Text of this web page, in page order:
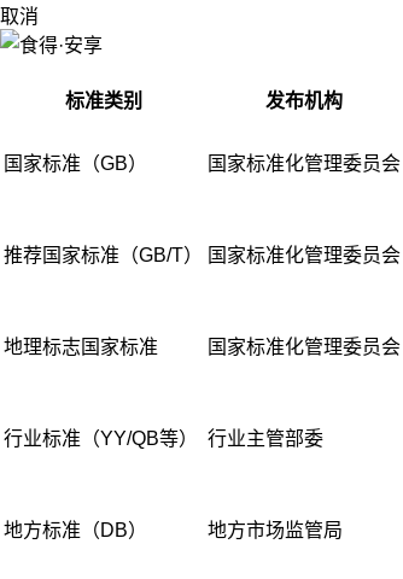
取消
标准类别 发布机构
国家标准（GB） 国家标准化管理委员会
推荐国家标准（GB/T） 国家标准化管理委员会
地理标志国家标准 国家标准化管理委员会
行业标准（YY/QB等） 行业主管部委
地方标准（DB） 地方市场监管局